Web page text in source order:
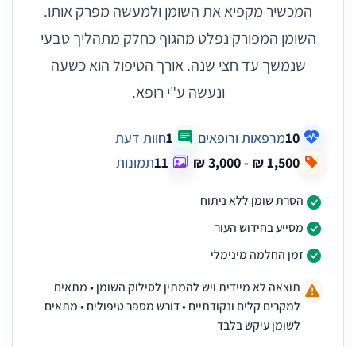
המכשיר מקפיא את השומן ולמעשה מפרק אותו.
השומן המפורק נפלט מהגוף כחלק מתהליך טבעי
שנמשך עד חצי שנה. אורך הטיפול הוא כשעה
ונעשה ע"י רופא.
10מרפאות ורופאים 1 חוות דעת
‏1,500 ₪ - ‏3,000 ₪
11תמונות
הסרת שומן ללא ניתוח
מסייע בחידוש העור
זמן החלמה מינימלי
תוצאה לא מיידית ויש להמתין לסילוק השומן • מתאים
למקרים קלים ונקודתיים • דורש מספר טיפולים • מתאים
לשומן עיקש בלבד